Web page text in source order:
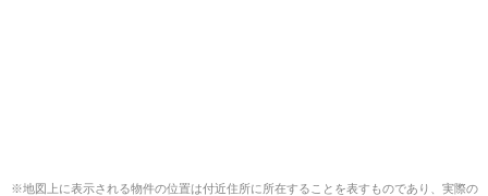
※地図上に表示される物件の位置は付近住所に所在することを表すものであり、実際の